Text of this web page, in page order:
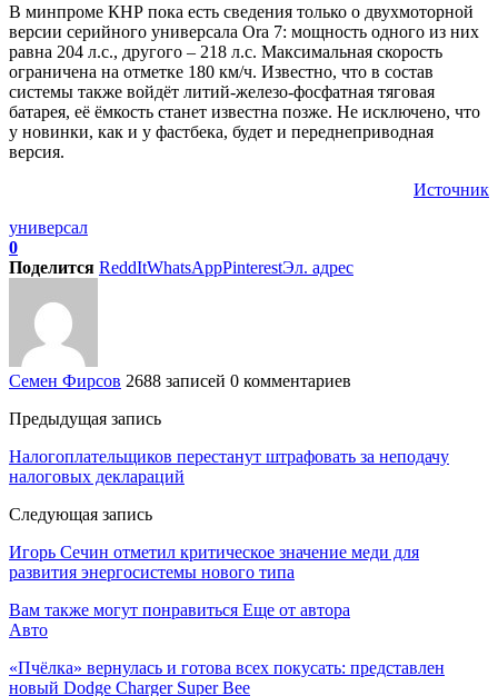
В минпроме КНР пока есть сведения только о двухмоторной
версии серийного универсала Ora 7: мощность одного из них
равна 204 л.с., другого – 218 л.с. Максимальная скорость
ограничена на отметке 180 км/ч. Известно, что в состав
системы также войдёт литий-железо-фосфатная тяговая
батарея, её ёмкость станет известна позже. Не исключено, что
у новинки, как и у фастбека, будет и переднеприводная
версия.
Источник
универсал
0
Поделится ReddItWhatsAppPinterestЭл. адрес
Семен Фирсов 2688 записей 0 комментариев
Предыдущая запись
Налогоплательщиков перестанут штрафовать за неподачу
налоговых деклараций
Следующая запись
Игорь Сечин отметил критическое значение меди для
развития энергосистемы нового типа
Вам также могут понравиться Еще от автора
Авто
«Пчёлка» вернулась и готова всех покусать: представлен
новый Dodge Charger Super Bee